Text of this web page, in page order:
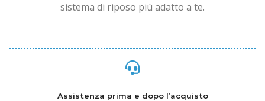
sistema di riposo più adatto a te.
Assistenza prima e dopo l’acquisto